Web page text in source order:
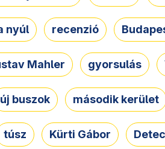
nyúl recenzió
Mahler gyorsulás
új buszok második kerület
túsz Kürti Gábor